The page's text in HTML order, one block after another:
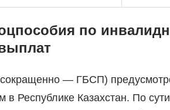
по
— ГБСП)
Республике Казахстан. По